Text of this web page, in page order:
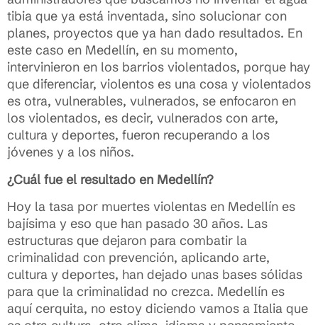
tibia que ya está inventada, sino solucionar con
planes, proyectos que ya han dado resultados. En
este caso en Medellín, en su momento,
intervinieron en los barrios violentados, porque hay
que diferenciar, violentos es una cosa y violentados
es otra, vulnerables, vulnerados, se enfocaron en
los violentados, es decir, vulnerados con arte,
cultura y deportes, fueron recuperando a los
jóvenes y a los niños.
¿Cuál fue el resultado en Medellín?
Hoy la tasa por muertes violentas en Medellín es
bajísima y eso que han pasado 30 años. Las
estructuras que dejaron para combatir la
criminalidad con prevención, aplicando arte,
cultura y deportes, han dejado unas bases sólidas
para que la criminalidad no crezca. Medellín es
aquí cerquita, no estoy diciendo vamos a Italia que